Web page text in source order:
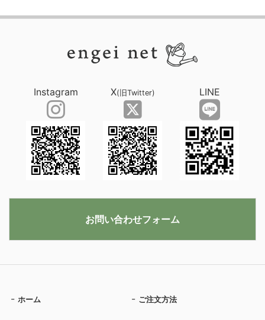
ホーム ご注文方法
Instagram X(旧Twitter) LINE
お問い合わせフォーム